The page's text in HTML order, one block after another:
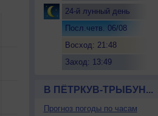
24-й лунный день
Посл.четв. 06/08
Восход: 21:48
Заход: 13:49
В ПЁТРКУВ-ТРЫБУН...
Прогноз погоды по часам